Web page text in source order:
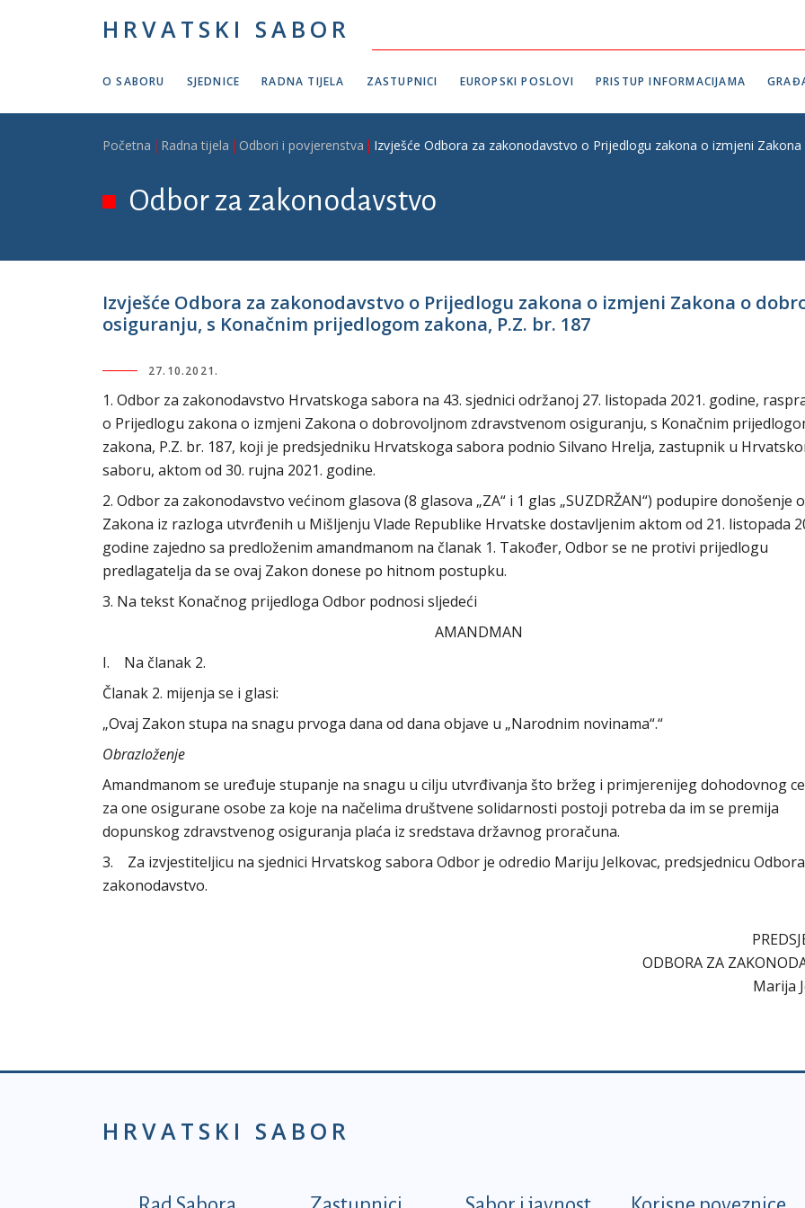
HRVATSKI SABOR
O SABORU SJEDNICE RADNA TIJELA ZASTUPNICI EUROPSKI POSLOVI PRISTUP INFORMACIJAMA
Breadcrumb
Početna Radna tijela Odbori i povjerenstva Izvješće Odbora za zakonodavstvo o Prijedlogu zakona o izmjeni
Odbor za zakonodavstvo
Izvješće Odbora za zakonodavstvo o Prijedlogu zakona o izmjeni Zakona o
osiguranju, s Konačnim prijedlogom zakona, P.Z. br. 187
27.10.2021.
1. Odbor za zakonodavstvo Hrvatskoga sabora na 43. sjednici održanoj 27. listopada 2021. godine,
o Prijedlogu zakona o izmjeni Zakona o dobrovoljnom zdravstvenom osiguranju, s Konačnim
zakona, P.Z. br. 187, koji je predsjedniku Hrvatskoga sabora podnio Silvano Hrelja, zastupnik u
saboru, aktom od 30. rujna 2021. godine.
2. Odbor za zakonodavstvo većinom glasova (8 glasova „ZA“ i 1 glas „SUZDRŽAN“) podupire donošenje
Zakona iz razloga utvrđenih u Mišljenju Vlade Republike Hrvatske dostavljenim aktom od 21. listopada
godine zajedno sa predloženim amandmanom na članak 1. Također, Odbor se ne protivi prijedlogu
predlagatelja da se ovaj Zakon donese po hitnom postupku.
3. Na tekst Konačnog prijedloga Odbor podnosi sljedeći
AMANDMAN
I. Na članak 2.
Članak 2. mijenja se i glasi:
„Ovaj Zakon stupa na snagu prvoga dana od dana objave u „Narodnim novinama“.“
Obrazloženje
Amandmanom se uređuje stupanje na snagu u cilju utvrđivanja što bržeg i primjerenijeg dohodovnog
za one osigurane osobe za koje na načelima društvene solidarnosti postoji potreba da im se premija
dopunskog zdravstvenog osiguranja plaća iz sredstava državnog proračuna.
3. Za izvjestiteljicu na sjednici Hrvatskog sabora Odbor je odredio Mariju Jelkovac, predsjednicu
zakonodavstvo.
ODBORA ZA
Marija
HRVATSKI SABOR